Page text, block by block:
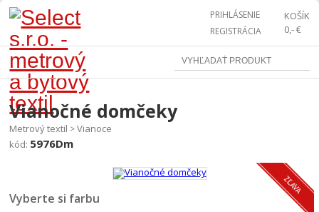
KOŠÍK
0,- €
PRIHLÁSENIE
REGISTRÁCIA
Vianočné domčeky
Metrový textil >Vianoce
kód: 5976Dm
Vyberte si farbu